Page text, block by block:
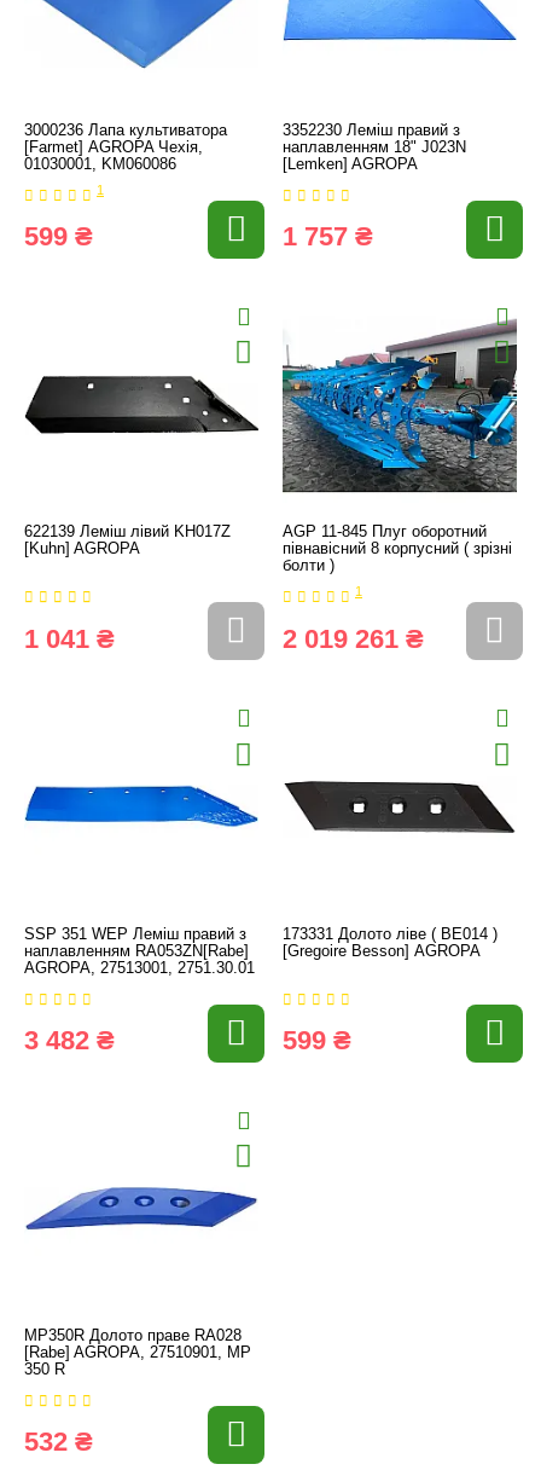
3000236 Лапа культиватора
[Farmet] AGROPA Чехія,
01030001, KM060086
1
599 ₴
3352230 Леміш правий з
наплавленням 18" J023N
[Lemken] AGROPA
1 757 ₴
622139 Леміш лівий KH017Z
[Kuhn] AGROPA
1 041 ₴
AGP 11-845 Плуг оборотний
півнавісний 8 корпусний ( зрізні
болти )
1
2 019 261 ₴
SSP 351 WEP Леміш правий з
наплавленням RA053ZN[Rabe]
AGROPA, 27513001, 2751.30.01
3 482 ₴
173331 Долото ліве ( BE014 )
[Gregoire Besson] AGROPA
599 ₴
MP350R Долото праве RA028
[Rabe] AGROPA, 27510901, MP
350 R
532 ₴